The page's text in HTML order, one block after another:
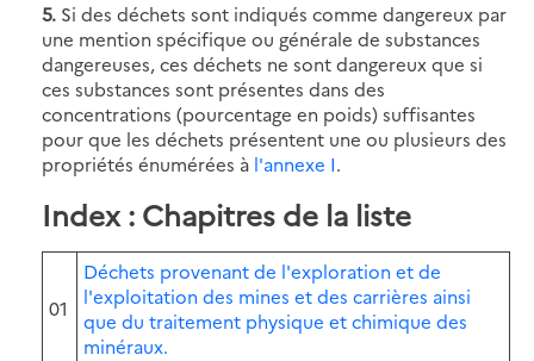
5. Si des déchets sont indiqués comme dangereux par
une mention spécifique ou générale de substances
dangereuses, ces déchets ne sont dangereux que si
ces substances sont présentes dans des
concentrations (pourcentage en poids) suffisantes
pour que les déchets présentent une ou plusieurs des
propriétés énumérées à l'annexe I.
Index : Chapitres de la liste
01
Déchets provenant de l'exploration et de
l'exploitation des mines et des carrières ainsi
que du traitement physique et chimique des
minéraux.